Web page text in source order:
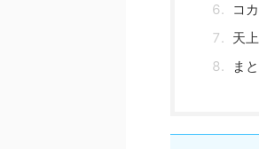
コ
天
ま